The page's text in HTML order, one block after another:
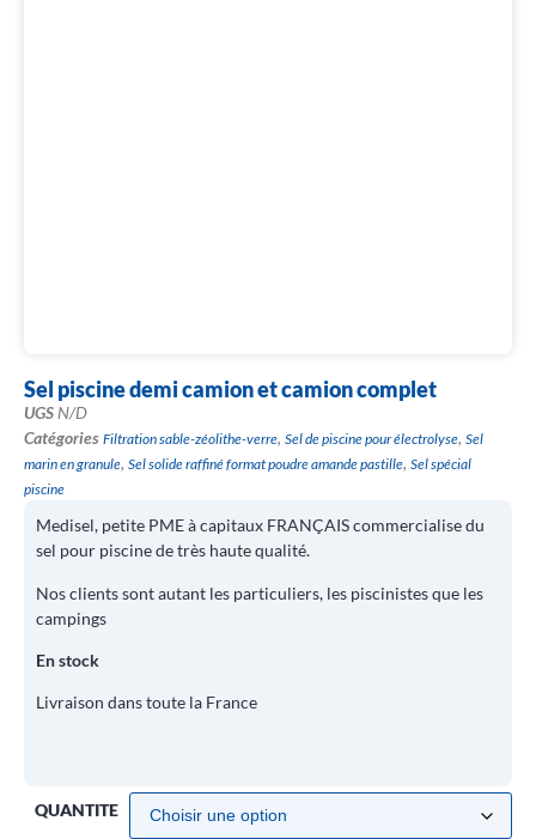
Sel piscine demi camion et camion complet
UGS N/D
Catégories Filtration sable-zéolithe-verre, Sel de piscine pour électrolyse, Sel
marin en granule, Sel solide raffiné format poudre amande pastille, Sel spécial
piscine
Medisel, petite PME à capitaux FRANÇAIS commercialise du
sel pour piscine de très haute qualité.
Nos clients sont autant les particuliers, les piscinistes que les
campings
En stock
Livraison dans toute la France
QUANTITE